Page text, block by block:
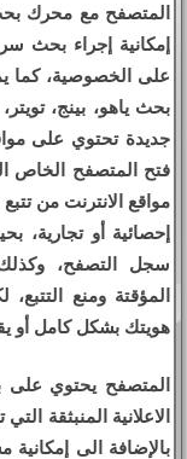
إمكانية إجراء بحث
على الخصوصية، كما
بحث ياهو، بينج،
جديدة تحتوي على
فتح المتصفح الخاص
مواقع الانترنت من
إحصائية أو
سجل التصفح، وكذلك
المؤقتة ومنع
هويتك بشكل كامل أو
المتصفح يحتوي على
الاعلانية المنبثقة
بالإضافة الى